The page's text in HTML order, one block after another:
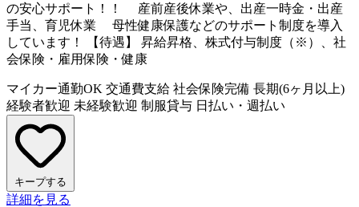
の安心サポート！！ 産前産後休業や、出産一時金・出産
手当、育児休業 母性健康保護などのサポート制度を導入
しています！ 【待遇】 昇給昇格、株式付与制度（※）、社
会保険・雇用保険・健康
マイカー通勤OK 交通費支給 社会保険完備 長期(6ヶ月以上)
経験者歓迎 未経験歓迎 制服貸与 日払い・週払い
キープする
詳細を見る